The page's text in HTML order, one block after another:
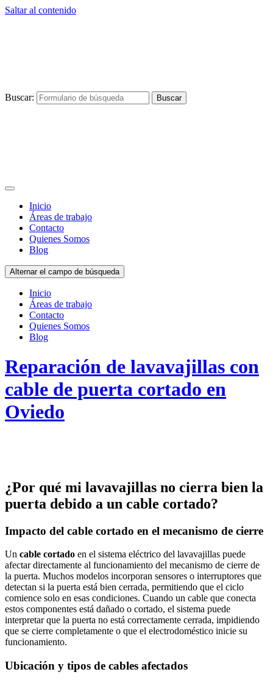
Saltar al contenido
Buscar:
Inicio
Áreas de trabajo
Contacto
Quienes Somos
Blog
Alternar el campo de búsqueda
Inicio
Áreas de trabajo
Contacto
Quienes Somos
Blog
Reparación de lavavajillas con
cable de puerta cortado en
Oviedo
¿Por qué mi lavavajillas no cierra bien la
puerta debido a un cable cortado?
Impacto del cable cortado en el mecanismo de cierre
Un cable cortado en el sistema eléctrico del lavavajillas puede
afectar directamente al funcionamiento del mecanismo de cierre de
la puerta. Muchos modelos incorporan sensores o interruptores que
detectan si la puerta está bien cerrada, permitiendo que el ciclo
comience solo en esas condiciones. Cuando un cable que conecta
estos componentes está dañado o cortado, el sistema puede
interpretar que la puerta no está correctamente cerrada, impidiendo
que se cierre completamente o que el electrodoméstico inicie su
funcionamiento.
Ubicación y tipos de cables afectados